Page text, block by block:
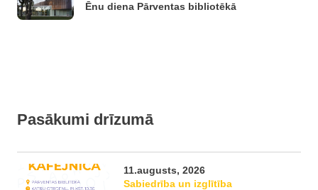
Ēnu diena Pārventas bibliotēkā
Pasākumi drīzumā
11.augusts, 2026
Sabiedrība un izglītība